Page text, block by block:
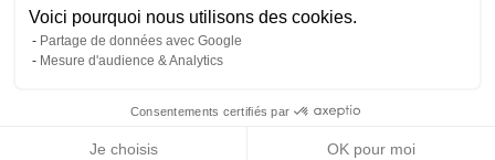
Voici pourquoi nous utilisons des cookies.
Partage de données avec Google
Mesure d'audience & Analytics
Consentements certifiés par
Je choisis OK pour moi